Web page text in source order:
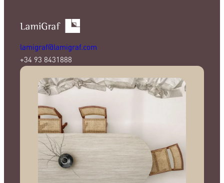
lamigraf@lamigraf.com
+34 93 8431888